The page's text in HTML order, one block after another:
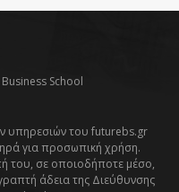
School
υπηρεσιών του futurebs.gr
για προσωπική χρήση.
του, σε οποιοδήποτε μέσο,
άδεια της Διεύθυνσης